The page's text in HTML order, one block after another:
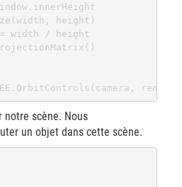
height)
width / height
notre scène. Nous
un objet dans cette scène.